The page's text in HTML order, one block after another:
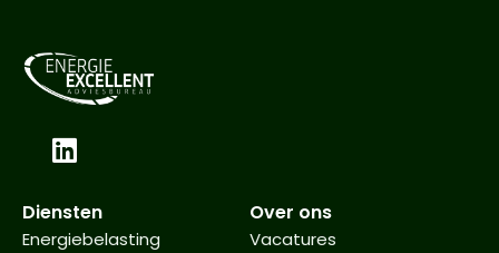
Diensten
Energiebelasting
Over ons
Vacatures